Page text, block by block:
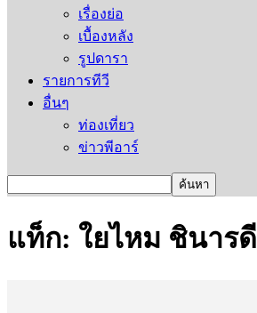
เรื่องย่อ
เบื้องหลัง
รูปดารา
รายการทีวี
อื่นๆ
ท่องเที่ยว
ข่าวพีอาร์
แท็ก: ใยไหม ชินารดี